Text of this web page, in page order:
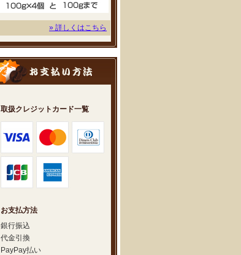
» 詳しくはこちら
取扱クレジットカード一覧
お支払方法
銀行振込
代金引換
PayPay払い